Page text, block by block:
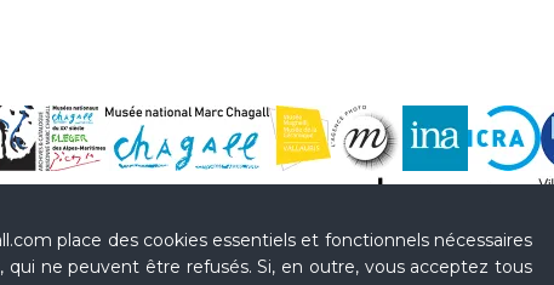
place des cookies essentiels et fonctionnels nécessaires
ne peuvent être refusés. Si, en outre, vous acceptez tous